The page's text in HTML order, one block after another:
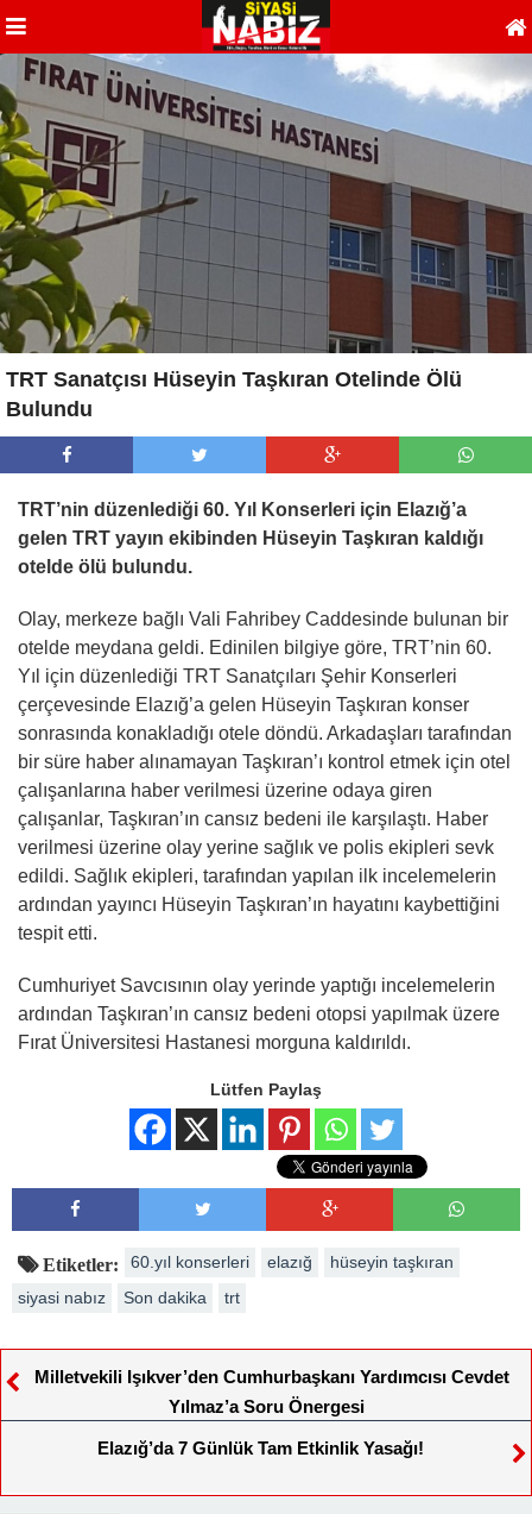
TRT Sanatçısı Hüseyin Taşkıran Otelinde Ölü
Bulundu
TRT’nin düzenlediği 60. Yıl Konserleri için Elazığ’a
gelen TRT yayın ekibinden Hüseyin Taşkıran kaldığı
otelde ölü bulundu.
Olay, merkeze bağlı Vali Fahribey Caddesinde bulunan bir
otelde meydana geldi. Edinilen bilgiye göre, TRT’nin 60.
Yıl için düzenlediği TRT Sanatçıları Şehir Konserleri
çerçevesinde Elazığ’a gelen Hüseyin Taşkıran konser
sonrasında konakladığı otele döndü. Arkadaşları tarafından
bir süre haber alınamayan Taşkıran’ı kontrol etmek için otel
çalışanlarına haber verilmesi üzerine odaya giren
çalışanlar, Taşkıran’ın cansız bedeni ile karşılaştı. Haber
verilmesi üzerine olay yerine sağlık ve polis ekipleri sevk
edildi. Sağlık ekipleri, tarafından yapılan ilk incelemelerin
ardından yayıncı Hüseyin Taşkıran’ın hayatını kaybettiğini
tespit etti.
Cumhuriyet Savcısının olay yerinde yaptığı incelemelerin
ardından Taşkıran’ın cansız bedeni otopsi yapılmak üzere
Fırat Üniversitesi Hastanesi morguna kaldırıldı.
Lütfen Paylaş
Etiketler: 60.yıl konserleri elazığ
hüseyin taşkıran
siyasi nabız
Son dakika trt
Milletvekili Işıkver’den Cumhurbaşkanı Yardımcısı Cevdet
Yılmaz’a Soru Önergesi
Elazığ’da 7 Günlük Tam Etkinlik Yasağı!